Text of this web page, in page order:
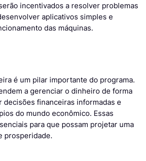
incentivados a resolver problemas
aplicativos simples e
das máquinas.
é um pilar importante do programa.
a gerenciar o dinheiro de forma
decisões financeiras informadas e
do mundo econômico. Essas
para que possam projetar uma
prosperidade.